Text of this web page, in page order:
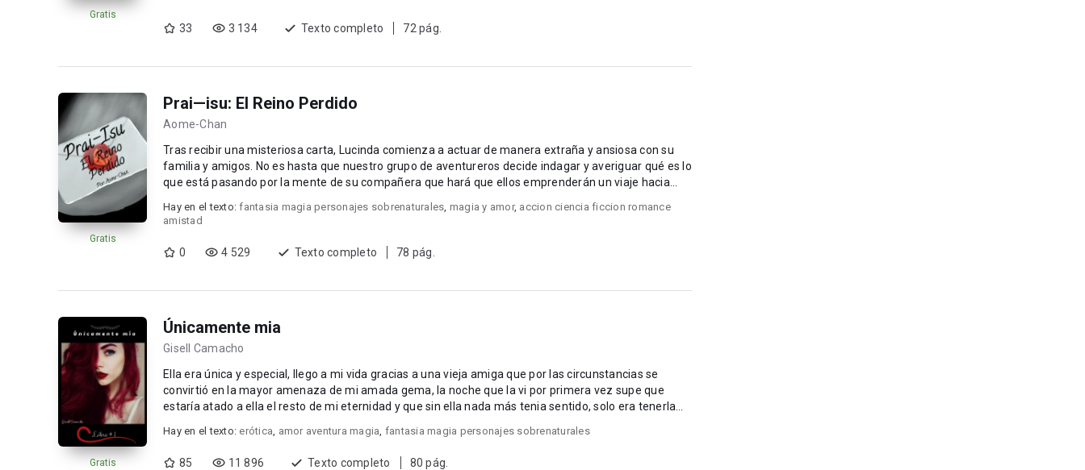
Gratis
33 3 134 Texto completo 72 pág.
Gratis
Prai—isu: El Reino Perdido
Aome-Chan
Tras recibir una misteriosa carta, Lucinda comienza a actuar de manera extraña y ansiosa con su
familia y amigos. No es hasta que nuestro grupo de aventureros decide indagar y averiguar qué es lo
que está pasando por la mente de su compañera que hará que ellos emprenderán un viaje hacia
Hay en el texto:fantasia magia personajes sobrenaturales, magia y amor, accion ciencia ficcion romance
amistad
0 4 529 Texto completo 78 pág.
Gratis
Únicamente mia
Gisell Camacho
Ella era única y especial, llego a mi vida gracias a una vieja amiga que por las circunstancias se
convirtió en la mayor amenaza de mi amada gema, la noche que la vi por primera vez supe que
estaría atado a ella el resto de mi eternidad y que sin ella nada más tenia sentido, solo era tenerla
Hay en el texto: erótica, amor aventura magia, fantasia magia personajes sobrenaturales
85 11 896 Texto completo 80 pág.